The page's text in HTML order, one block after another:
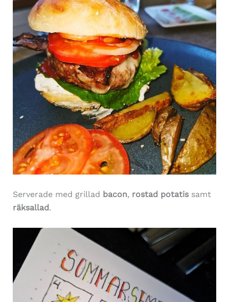
Serverade med grillad bacon, rostad potatissamt
räksallad.